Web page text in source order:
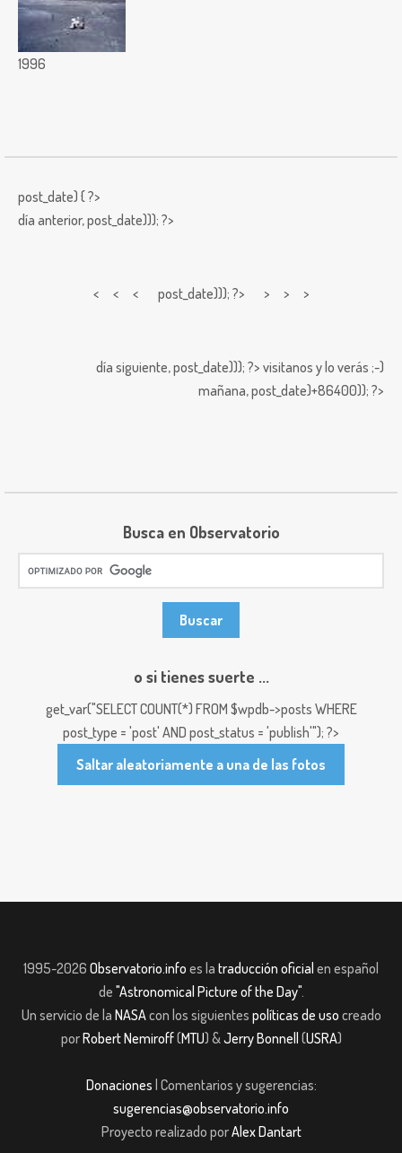
1996
post_date) { ?>
día anterior,post_date))); ?>
< < < post_date))); ?> > > >
día siguiente,post_date))); ?> visitanos y lo verás ;-)
mañana,post_date)+86400)); ?>
Busca en Observatorio
o si tienes suerte ...
get_var("SELECT COUNT(*) FROM $wpdb->posts WHERE
post_type = 'post' AND post_status = 'publish'"); ?>
Saltar aleatoriamente a una de las fotos
1995-2026 Observatorio.info es la traducción oficial en español
de "Astronomical Picture of the Day".
Un servicio de la NASAcon los siguientes políticas de uso creado
porRobert Nemiroff(MTU) &Jerry Bonnell (USRA)
Donaciones | Comentarios y sugerencias:
sugerencias@observatorio.info
Proyecto realizado porAlex Dantart